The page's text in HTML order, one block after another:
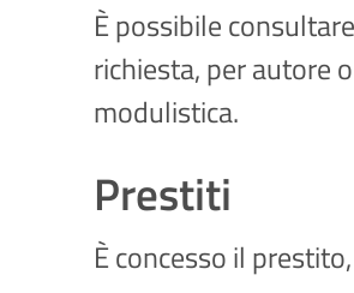
È possibile
richiesta, per autore
modulistica.
Prestiti
È concesso il